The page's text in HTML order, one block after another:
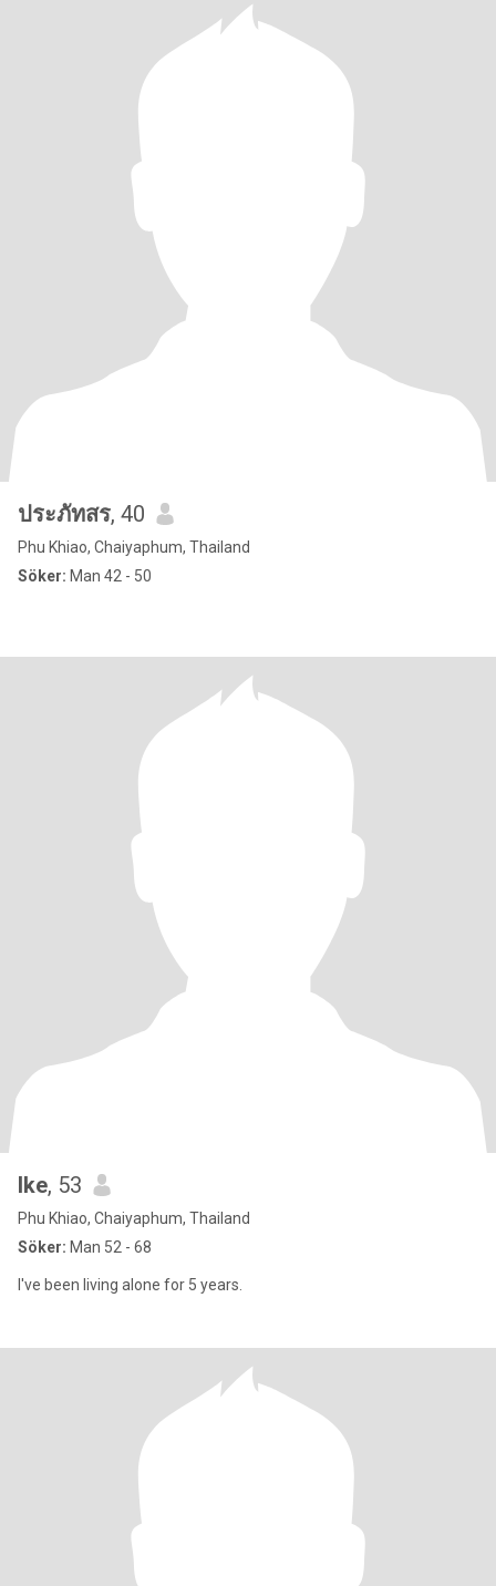
ประภัทสร, 40
Phu Khiao, Chaiyaphum, Thailand
Söker: Man 42 - 50
Ike, 53
Phu Khiao, Chaiyaphum, Thailand
Söker: Man 52 - 68
I've been living alone for 5 years.